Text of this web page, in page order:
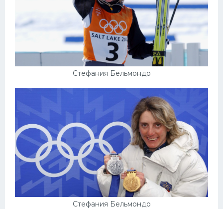
Стефания Бельмондо
Стефания Бельмондо
Футбол
Хоккей
Конькобежный спорт
Интерьер квартиры